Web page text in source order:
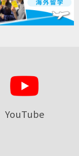
YouTube